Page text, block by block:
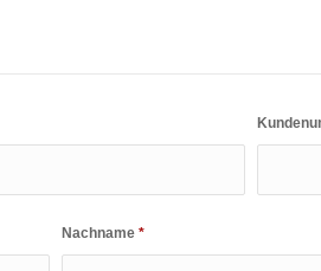
Nachname *